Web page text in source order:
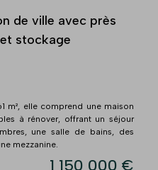
de ville avec près
stockage
m², elle comprend une maison
à rénover, offrant un séjour
une salle de bains, des
mezzanine.
1 150 000 €